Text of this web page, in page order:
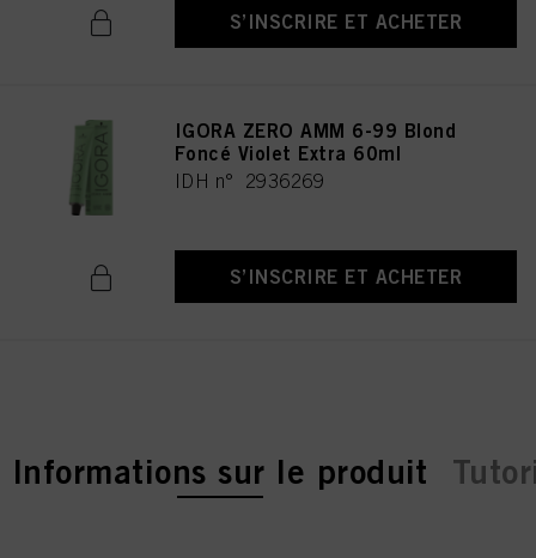
S’INSCRIRE ET ACHETER
IGORA ZERO AMM 6-99 Blond
Foncé Violet Extra 60ml
IDH n° 2936269
S’INSCRIRE ET ACHETER
current tab:
Informations sur le produit